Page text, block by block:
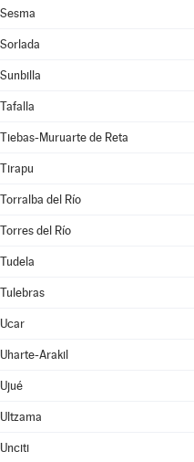
Sesma
Sorlada
Sunbilla
Tafalla
Tiebas-Muruarte de Reta
Tirapu
Torralba del Río
Torres del Río
Tudela
Tulebras
Ucar
Uharte-Arakil
Ujué
Ultzama
Unciti